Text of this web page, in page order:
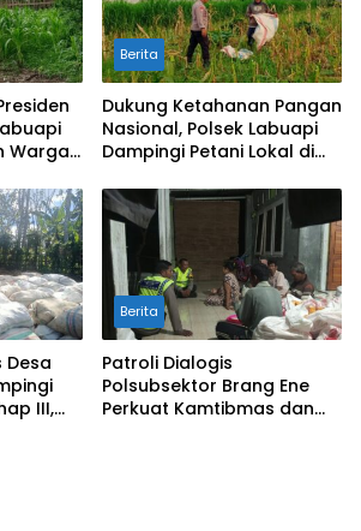
Warga
Berita
Dukung Ketahanan Pangan
Nasional, Polsek Labuapi
Dampingi Petani Lokal di
Desa
III,
Berita
Patroli Dialogis
Polsubsektor Brang Ene
Perkuat Kamtibmas dan